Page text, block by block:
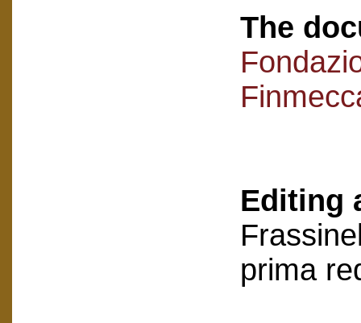
The
Editing
prima